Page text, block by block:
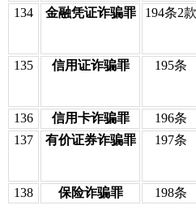
134 金融凭证诈骗罪 194条2款
135 信用证诈骗罪 195条
136 信用卡诈骗罪 196条
137
有价证券诈骗罪 197条
138 保险诈骗罪 198条